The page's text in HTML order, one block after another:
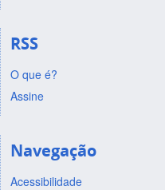
RSS
O que é?
Assine
Navegação
Acessibilidade